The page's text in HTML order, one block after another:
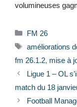
volumineuses
Catégories
FM 26
Étiquettes
améliorations
fm 26.1.2, mise à
Ligue 1 – OL
match du 18
Football